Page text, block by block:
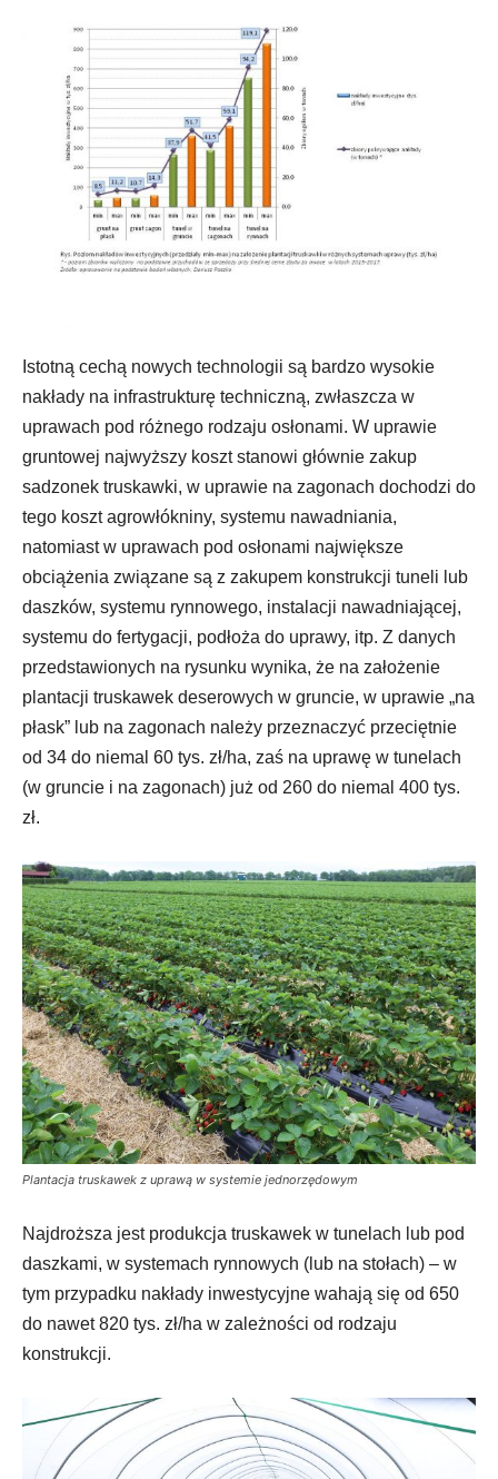
Istotną cechą nowych technologii są bardzo wysokie
nakłady na infrastrukturę techniczną, zwłaszcza w
uprawach pod różnego rodzaju osłonami. W uprawie
gruntowej najwyższy koszt stanowi głównie zakup
sadzonek truskawki, w uprawie na zagonach dochodzi do
tego koszt agrowłókniny, systemu nawadniania,
natomiast w uprawach pod osłonami największe
obciążenia związane są z zakupem konstrukcji tuneli lub
daszków, systemu rynnowego, instalacji nawadniającej,
systemu do fertygacji, podłoża do uprawy, itp. Z danych
przedstawionych na rysunku wynika, że na założenie
plantacji truskawek deserowych w gruncie, w uprawie „na
płask” lub na zagonach należy przeznaczyć przeciętnie
od 34 do niemal 60 tys. zł/ha, zaś na uprawę w tunelach
(w gruncie i na zagonach) już od 260 do niemal 400 tys.
zł.
Plantacja truskawek z uprawą w systemie jednorzędowym
Najdroższa jest produkcja truskawek w tunelach lub pod
daszkami, w systemach rynnowych (lub na stołach) – w
tym przypadku nakłady inwestycyjne wahają się od 650
do nawet 820 tys. zł/ha w zależności od rodzaju
konstrukcji.